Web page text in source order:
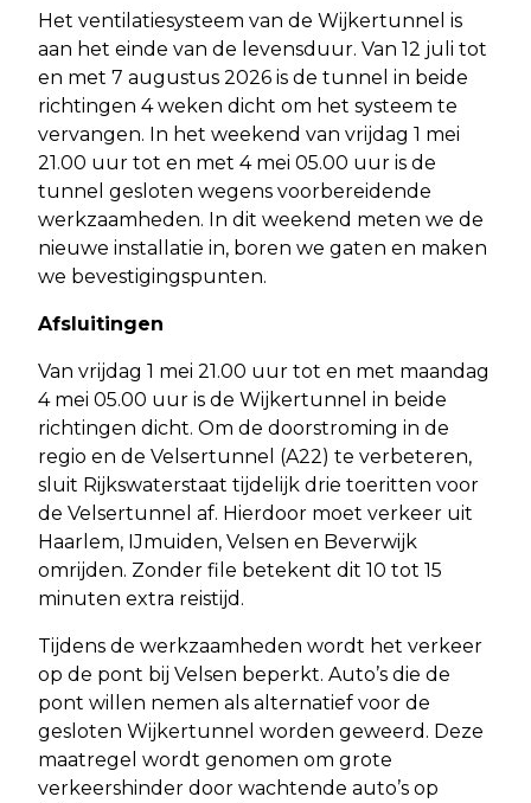
Het ventilatiesysteem van de Wijkertunnel is
aan het einde van de levensduur. Van 12 juli tot
en met 7 augustus 2026 is de tunnel in beide
richtingen 4 weken dicht om het systeem te
vervangen. In het weekend van vrijdag 1 mei
21.00 uur tot en met 4 mei 05.00 uur is de
tunnel gesloten wegens voorbereidende
werkzaamheden. In dit weekend meten we de
nieuwe installatie in, boren we gaten en maken
we bevestigingspunten.
Afsluitingen
Van vrijdag 1 mei 21.00 uur tot en met maandag
4 mei 05.00 uur is de Wijkertunnel in beide
richtingen dicht. Om de doorstroming in de
regio en de Velsertunnel (A22) te verbeteren,
sluit Rijkswaterstaat tijdelijk drie toeritten voor
de Velsertunnel af. Hierdoor moet verkeer uit
Haarlem, IJmuiden, Velsen en Beverwijk
omrijden. Zonder file betekent dit 10 tot 15
minuten extra reistijd.
Tijdens de werkzaamheden wordt het verkeer
op de pont bij Velsen beperkt. Auto’s die de
pont willen nemen als alternatief voor de
gesloten Wijkertunnel worden geweerd. Deze
maatregel wordt genomen om grote
verkeershinder door wachtende auto’s op